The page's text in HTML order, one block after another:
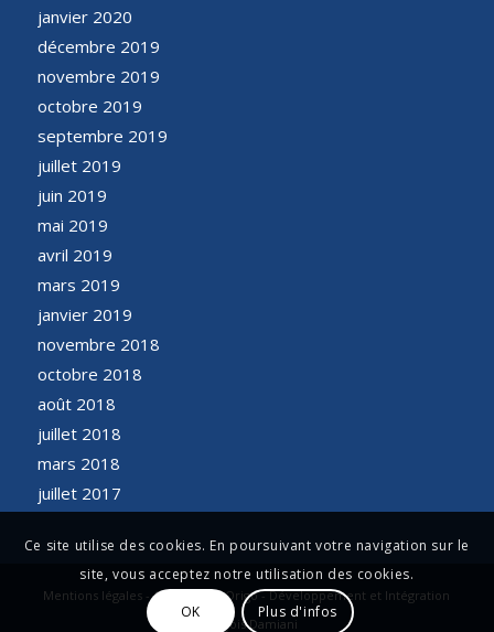
janvier 2020
décembre 2019
novembre 2019
octobre 2019
septembre 2019
juillet 2019
juin 2019
mai 2019
avril 2019
mars 2019
janvier 2019
novembre 2018
octobre 2018
août 2018
juillet 2018
mars 2018
juillet 2017
Mentions légales - Conception Origo - Développement et Intégration
François Damiani
Ce site utilise des cookies. En poursuivant votre navigation sur le
site, vous acceptez notre utilisation des cookies.
OK Plus d'infos